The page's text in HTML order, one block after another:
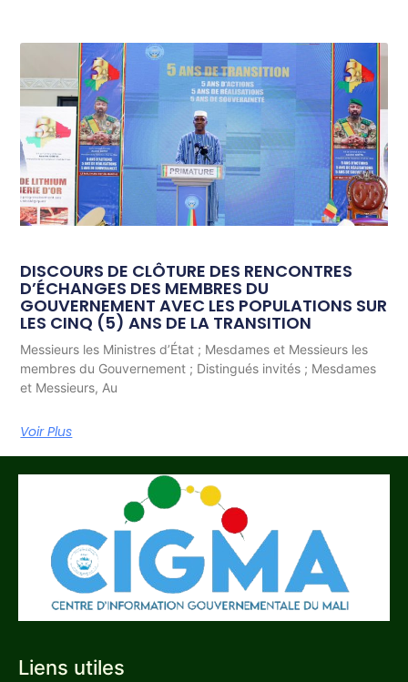
DISCOURS DE CLÔTURE DES RENCONTRES
D’ÉCHANGES DES MEMBRES DU
GOUVERNEMENT AVEC LES POPULATIONS SUR
LES CINQ (5) ANS DE LA TRANSITION
Messieurs les Ministres d’État ; Mesdames et Messieurs les
membres du Gouvernement ; Distingués invités ; Mesdames
et Messieurs, Au
Voir Plus
Liens utiles